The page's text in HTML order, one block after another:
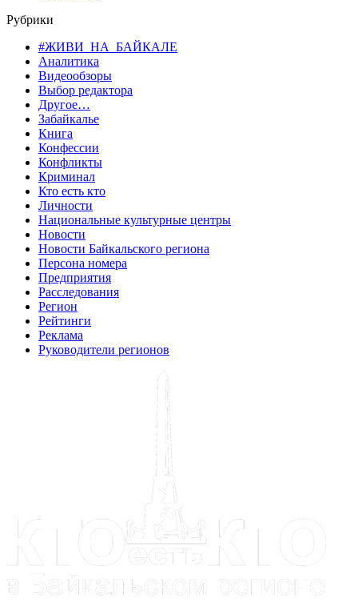
Рубрики
#ЖИВИ_НА_БАЙКАЛЕ
Аналитика
Видеообзоры
Выбор редактора
Другое…
Забайкалье
Книга
Конфессии
Конфликты
Криминал
Кто есть кто
Личности
Национальные культурные центры
Новости
Новости Байкальского региона
Персона номера
Предприятия
Расследования
Регион
Рейтинги
Реклама
Руководители регионов